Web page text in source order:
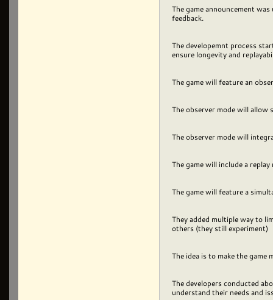
The game announcement
feedback.
The developemnt process
ensure longevity and
The game will feature an
The observer mode will
The observer mode will
The game will include a
The game will feature a
They added multiple way to
others (they still experiment)
The idea is to make the
The developers conducted
understand their needs and